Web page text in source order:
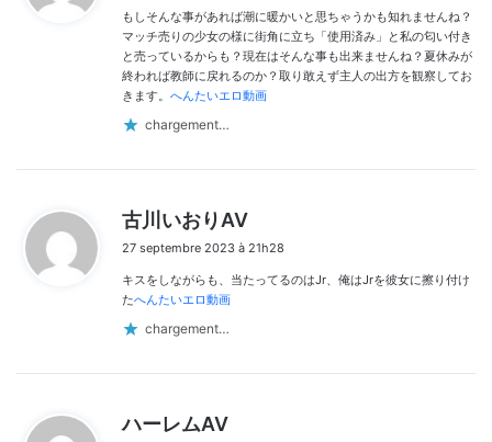
:
もしそんな事があれば潮に暖かいと思ちゃうかも知れませんね？
マッチ売りの少女の様に街角に立ち「使用済み」と私の匂い付き
と売っているからも？現在はそんな事も出来ませんね？夏休みが
終われば教師に戻れるのか？取り敢えず主人の出方を観察してお
きます。 へんたいエロ動画
chargement…
古川いおりAV
t
27 septembre 2023 à 21h28
キスをしながらも、当たってるのはJr、俺はJrを彼女に擦り付け
たへんたいエロ動画
chargement…
ハーレムAV